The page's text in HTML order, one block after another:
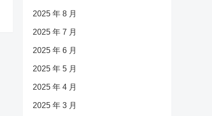
2025 年 8 月
2025 年 7 月
2025 年 6 月
2025 年 5 月
2025 年 4 月
2025 年 3 月